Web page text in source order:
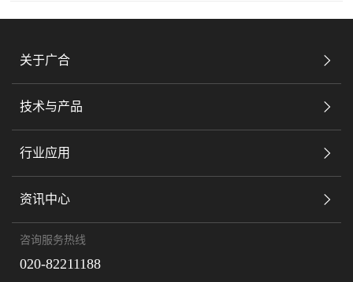
关于广合
技术与产品
行业应用
资讯中心
咨询服务热线
020-82211188